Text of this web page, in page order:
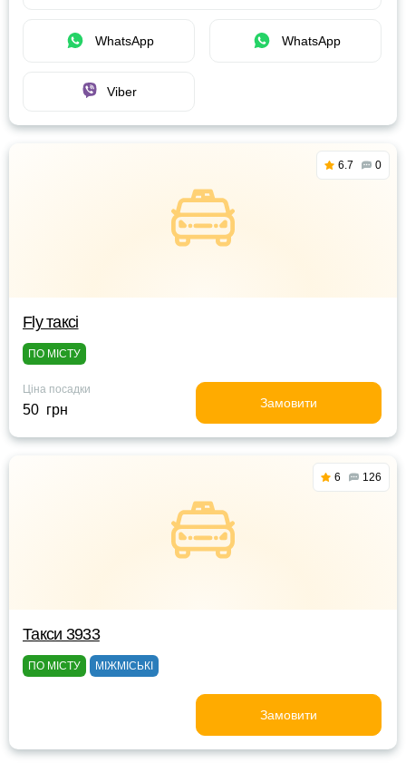
WhatsApp WhatsApp
Viber
6.7 0
Fly таксі
ПО МІСТУ
Ціна посадки
50 грн Замовити
6 126
Такси 3933
ПО МІСТУ МІЖМІСЬКІ
Замовити